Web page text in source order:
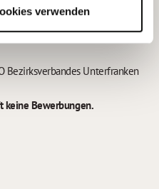
verwenden
Bezirksverbandes Unterfranken
keine Bewerbungen.